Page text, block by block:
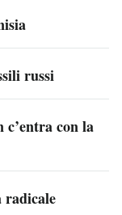
russi
con la
radicale